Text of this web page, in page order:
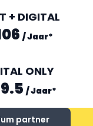
+ DIGITAL
/Jaar*
ONLY
/Jaar*
partner